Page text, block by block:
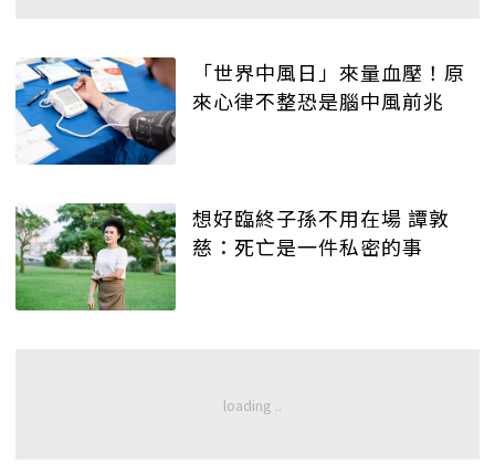
「世界中風日」來量血壓！原
來心律不整恐是腦中風前兆
想好臨終子孫不用在場 譚敦
慈：死亡是一件私密的事